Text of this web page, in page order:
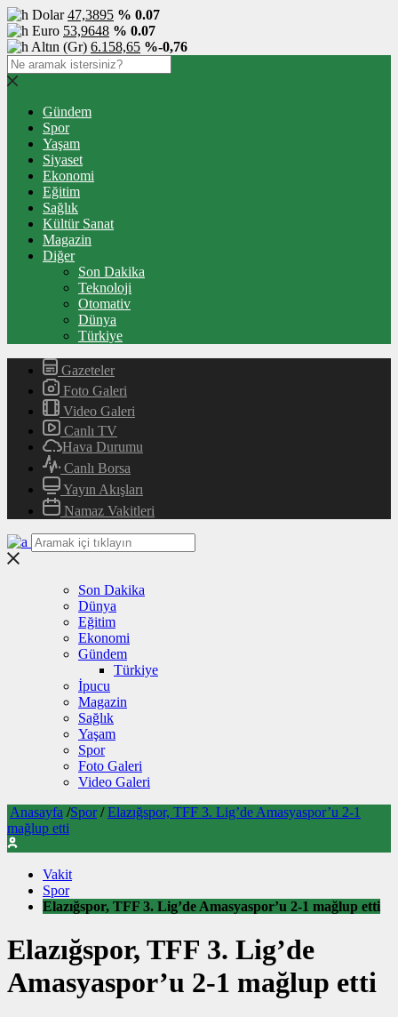
Dolar47,3895 % 0.07
Euro 53,9648 % 0.07
Altın (Gr) 6.158,65 %-0,76
Gündem
Spor
Yaşam
Siyaset
Ekonomi
Eğitim
Sağlık
Kültür Sanat
Magazin
Diğer
Son Dakika
Teknoloji
Otomativ
Dünya
Türkiye
Gazeteler
Foto Galeri
Video Galeri
Canlı TV
Hava Durumu
Canlı Borsa
Yayın Akışları
Namaz Vakitleri
Son Dakika
Dünya
Eğitim
Ekonomi
Gündem
Türkiye
İpucu
Magazin
Sağlık
Yaşam
Spor
Foto Galeri
Video Galeri
Anasayfa /Spor / Elazığspor, TFF 3. Lig’de Amasyaspor’u 2-1
mağlup etti
Vakit
Spor
Elazığspor, TFF 3. Lig’de Amasyaspor’u 2-1 mağlup etti
Elazığspor, TFF 3. Lig’de
Amasyaspor’u 2-1 mağlup etti